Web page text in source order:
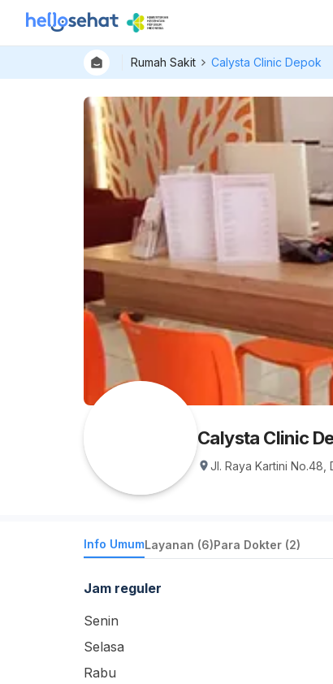
Rumah Sakit Calysta Clinic Depok
Calysta Clinic
Jl. Raya Kartini
Info UmumLayanan (6)Para Dokter (2)
Jam reguler
Senin
Selasa
Rabu